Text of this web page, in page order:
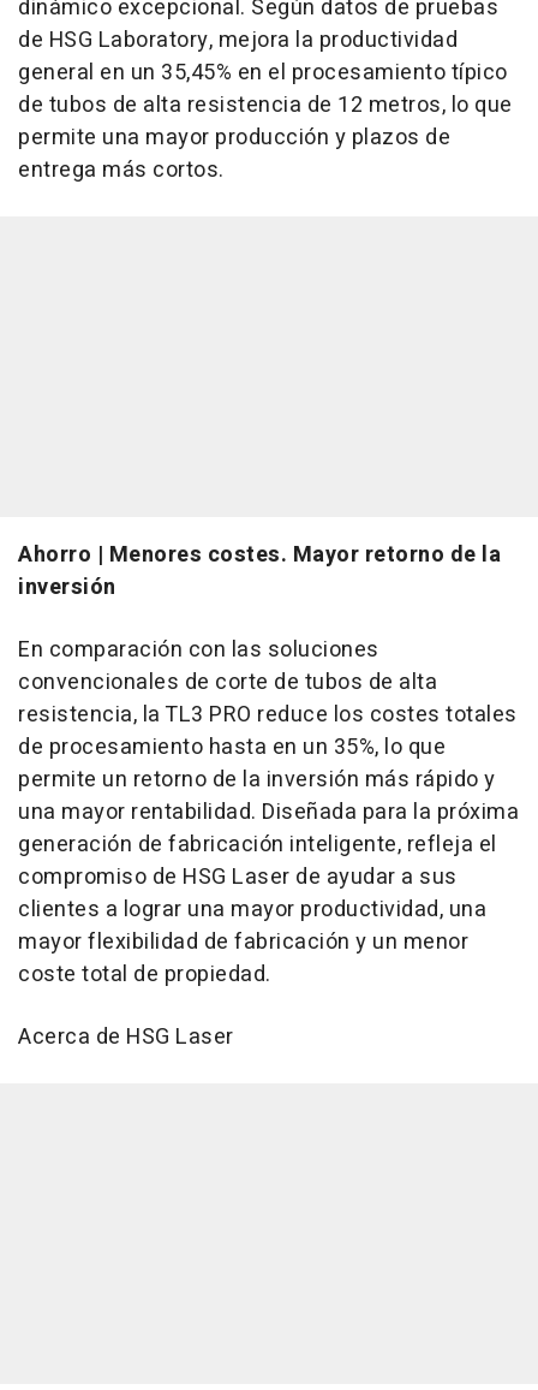
dinámico excepcional. Según datos de pruebas
de HSG Laboratory, mejora la productividad
general en un 35,45% en el procesamiento típico
de tubos de alta resistencia de 12 metros, lo que
permite una mayor producción y plazos de
entrega más cortos.
Ahorro | Menores costes. Mayor retorno de la
inversión
En comparación con las soluciones
convencionales de corte de tubos de alta
resistencia, la TL3 PRO reduce los costes totales
de procesamiento hasta en un 35%, lo que
permite un retorno de la inversión más rápido y
una mayor rentabilidad. Diseñada para la próxima
generación de fabricación inteligente, refleja el
compromiso de HSG Laser de ayudar a sus
clientes a lograr una mayor productividad, una
mayor flexibilidad de fabricación y un menor
coste total de propiedad.
Acerca de HSG Laser